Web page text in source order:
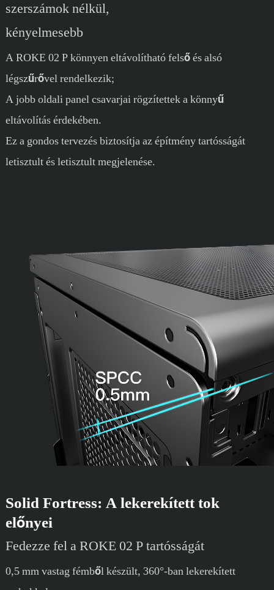
szerszámok nélkül,
kényelmesebb
A ROKE 02 P könnyen eltávolítható felső és alsó
légszűrővel rendelkezik;
A jobb oldali panel csavarjai rögzítettek a könnyű
eltávolítás érdekében.
Ez a gondos tervezés biztosítja az építmény tartósságát
letisztult és letisztult megjelenése.
Solid Fortress: A lekerekített tok
előnyei
Fedezze fel a ROKE 02 P tartósságát
0,5 mm vastag fémből készült, 360°-ban lekerekített